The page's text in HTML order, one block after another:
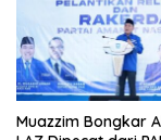
Muazzim Bongkar